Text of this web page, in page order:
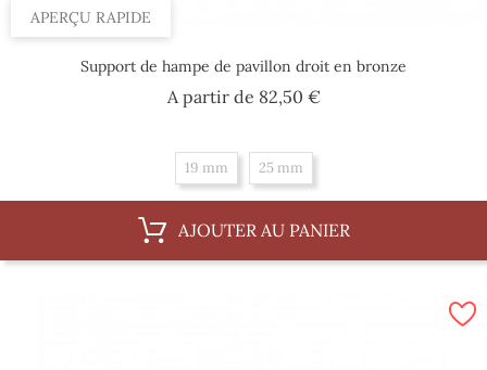
APERÇU RAPIDE
Support de hampe de pavillon droit en bronze
A partir de 82,50 €Prix
19 mm 25 mm
AJOUTER AU PANIER